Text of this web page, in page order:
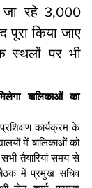
जा रहे 3,000
पूरा किया जाए
स्थलों पर भी
बालिकाओं का
प्रशिक्षण कार्यक्रम के
में बालिकाओं को
तैयारियां समय से
बैठक में प्रमुख सचिव